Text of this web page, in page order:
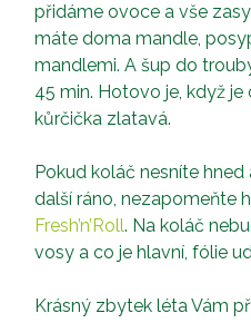
přidáme ovoce a vše
máte doma mandle,
mandlemi. A šup do
45 min. Hotovo je, když
kůrčička zlatavá.
Pokud koláč nesníte
další ráno, nezapomeňte
Fresh’n’Roll. Na koláč
vosy a co je hlavní, fólie
Krásný zbytek léta Vám